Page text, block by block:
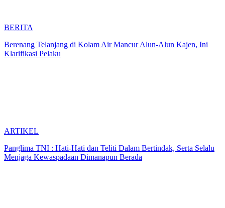
BERITA
Berenang Telanjang di Kolam Air Mancur Alun-Alun Kajen, Ini
Klarifikasi Pelaku
ARTIKEL
Panglima TNI : Hati-Hati dan Teliti Dalam Bertindak, Serta Selalu
Menjaga Kewaspadaan Dimanapun Berada